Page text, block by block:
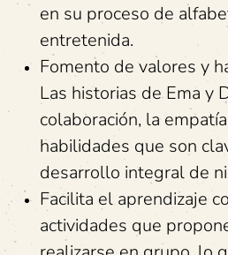
en su proceso de
entretenida.
Fomento de valores y
Las historias de Ema y
colaboración, la
habilidades que son
desarrollo integral de
Facilita el aprendizaje
actividades que